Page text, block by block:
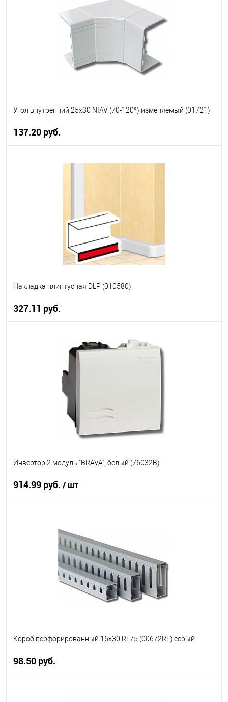
В избранное В наличии
Угол внутренний 25х30 NIAV (70-120°) изменяемый (01721)
137.20 руб.
В корзину
Накладка плинтусная DLP (010580)
327.11 руб.
Инвертор 2 модуль "BRAVA", белый (76032B)
914.99 руб. / шт
В избранное
Короб перфорированный 15x30 RL75 (00672RL) серый
98.50 руб.